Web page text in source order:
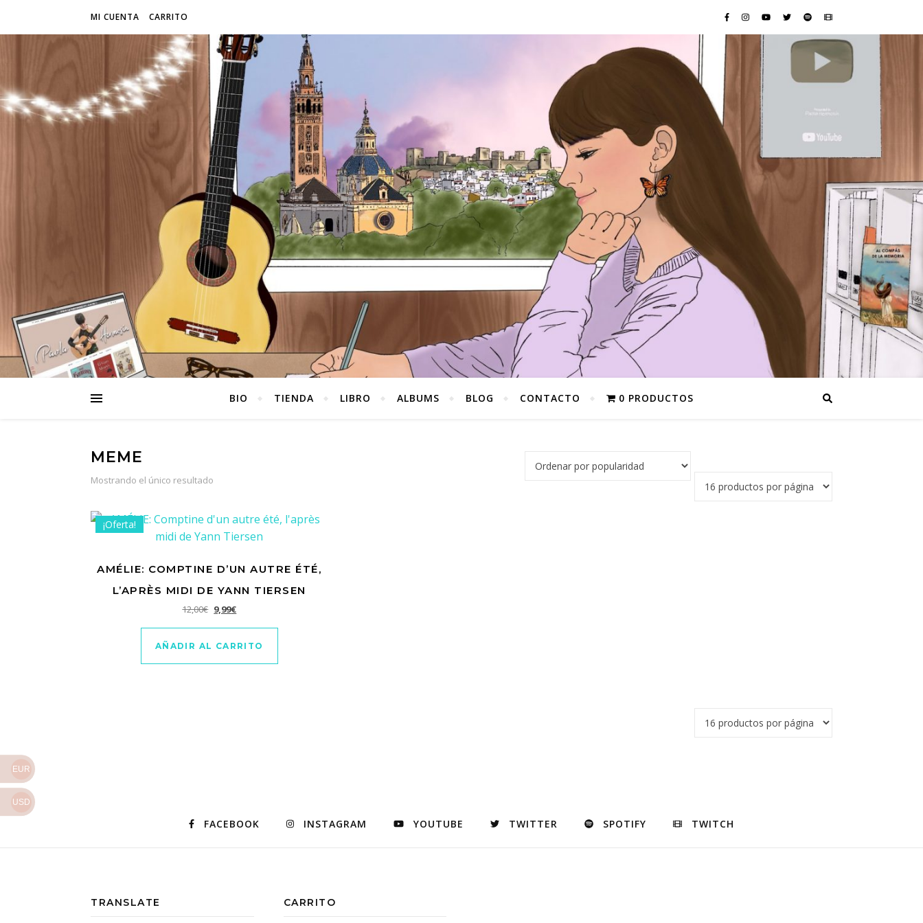
MI CUENTA CARRITO
BIO TIENDA LIBRO ALBUMS BLOG CONTACTO 0 PRODUCTOS
MEME
Mostrando el único resultado
¡Oferta!
AMÉLIE: COMPTINE D’UN AUTRE ÉTÉ,
L’APRÈS MIDI DE YANN TIERSEN
12,00€ El precio original era: 12,00€.
9,99€El precio actual es: 9,99€.
AÑADIR AL CARRITO
FACEBOOK INSTAGRAM YOUTUBE TWITTER SPOTIFY TWITCH
TRANSLATE CARRITO
EUR
USD